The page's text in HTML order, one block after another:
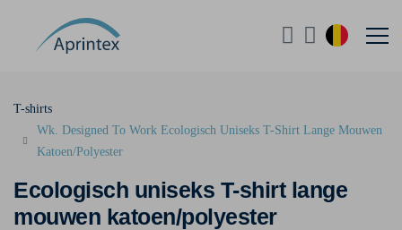
Ecologisch uniseks T-shirt lange
mouwen katoen/polyester
T-shirts
Wk. Designed To Work Ecologisch Uniseks T-Shirt Lange Mouwen
Katoen/Polyester